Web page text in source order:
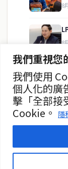
我們重視您
我們使用
個人化的廣
擊「全部接
Cookie。
隱
8
8
8
8
聯絡資訊
歡迎來信洽詢合作
或提供新聞線索
©